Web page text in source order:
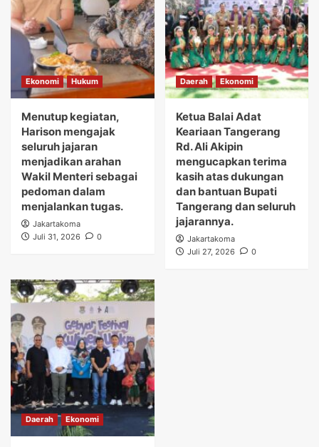
Ekonomi Hukum
Menutup kegiatan,
Harison mengajak
seluruh jajaran
menjadikan arahan
Wakil Menteri sebagai
pedoman dalam
menjalankan tugas.
Jakartakoma
Juli 31, 2026
0
Daerah Ekonomi
Ketua Balai Adat
Keariaan Tangerang
Rd. Ali Akipin
mengucapkan terima
kasih atas dukungan
dan bantuan Bupati
Tangerang dan seluruh
jajarannya.
Jakartakoma
Juli 27, 2026
0
Daerah Ekonomi